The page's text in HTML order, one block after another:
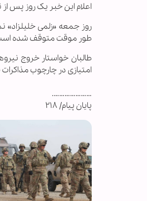
اعلام این خبر یک روز پس
روز جمعه «زلمی خلیلزاد»
طور موقت متوقف شده
طالبان خواستار خروج
امتیازی در چارچوب مذاکرات
………………….
پایان پیام/ ۲۱۸